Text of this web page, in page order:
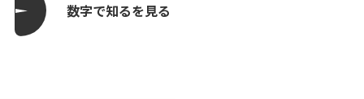
数字で知るを見る